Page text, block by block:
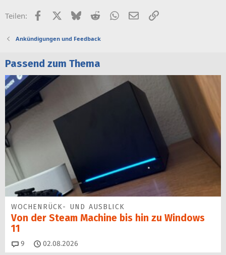
Teilen: FacebookX (Twitter)
BlueskyRedditWhatsApp
E-MailLink
Ankündigungen und Feedback
Passend zum Thema
WOCHENRÜCK- UND AUSBLICK
Von der Steam Machine bis hin zu Windows
11
9 Kommentare
02.08.2026